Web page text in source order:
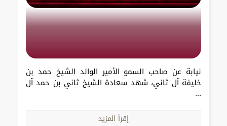
نيابة عن صاحب السمو الأمير الوالد الشيخ حمد بن
خليفة آل ثاني، شهد سعادة الشيخ ثاني بن حمد آل
...
إقرأ المزيد